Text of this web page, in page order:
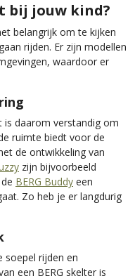
bij jouw kind?
belangrijk om te kijken
rijden. Er zijn modellen
waardoor er
is daarom verstandig om
ruimte biedt voor de
de ontwikkeling van
zijn bijvoorbeeld
BERG Buddy een
Zo heb je er langdurig
soepel rijden en
een BERG skelter is